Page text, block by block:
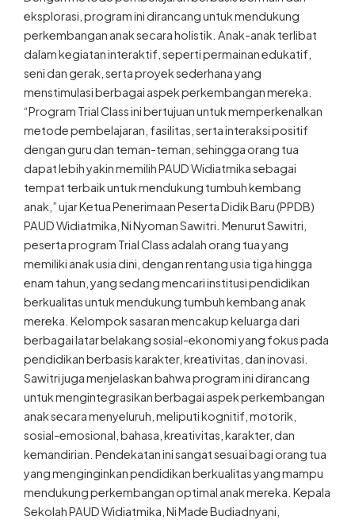
eksplorasi, program ini dirancang untuk mendukung
perkembangan anak secara holistik. Anak-anak terlibat
dalam kegiatan interaktif, seperti permainan edukatif,
seni dan gerak, serta proyek sederhana yang
menstimulasi berbagai aspek perkembangan mereka.
“Program Trial Class ini bertujuan untuk memperkenalkan
metode pembelajaran, fasilitas, serta interaksi positif
dengan guru dan teman-teman, sehingga orang tua
dapat lebih yakin memilih PAUD Widiatmika sebagai
tempat terbaik untuk mendukung tumbuh kembang
anak,” ujar Ketua Penerimaan Peserta Didik Baru (PPDB)
PAUD Widiatmika, Ni Nyoman Sawitri. Menurut Sawitri,
peserta program Trial Class adalah orang tua yang
memiliki anak usia dini, dengan rentang usia tiga hingga
enam tahun, yang sedang mencari institusi pendidikan
berkualitas untuk mendukung tumbuh kembang anak
mereka. Kelompok sasaran mencakup keluarga dari
berbagai latar belakang sosial-ekonomi yang fokus pada
pendidikan berbasis karakter, kreativitas, dan inovasi.
Sawitri juga menjelaskan bahwa program ini dirancang
untuk mengintegrasikan berbagai aspek perkembangan
anak secara menyeluruh, meliputi kognitif, motorik,
sosial-emosional, bahasa, kreativitas, karakter, dan
kemandirian. Pendekatan ini sangat sesuai bagi orang tua
yang menginginkan pendidikan berkualitas yang mampu
mendukung perkembangan optimal anak mereka. Kepala
Sekolah PAUD Widiatmika, Ni Made Budiadnyani,